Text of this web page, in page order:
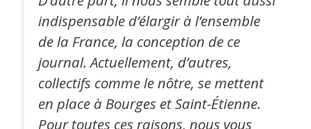
indispensable d’élargir à l’ensemble
de la France, la conception de ce
journal. Actuellement, d’autres,
collectifs comme le nôtre, se mettent
en place à Bourges et Saint-Étienne.
Pour toutes ces raisons, nous vous